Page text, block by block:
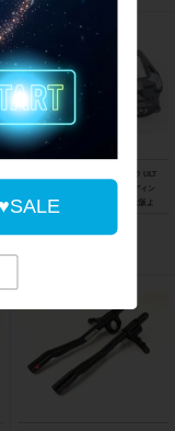
◆◆シマノ SHIMANO アルテグラ ULT
EGRA PD-R8000 SPD-SL ビンディン
グペダル（サイクルパラダイス大阪よ